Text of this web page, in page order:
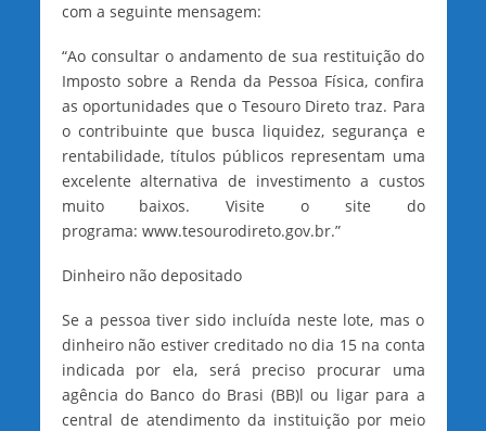
com a seguinte mensagem:
“Ao consultar o andamento de sua restituição do
Imposto sobre a Renda da Pessoa Física, confira
as oportunidades que o Tesouro Direto traz. Para
o contribuinte que busca liquidez, segurança e
rentabilidade, títulos públicos representam uma
excelente alternativa de investimento a custos
muito baixos. Visite o site do
programa: www.tesourodireto.gov.br.”
Dinheiro não depositado
Se a pessoa tiver sido incluída neste lote, mas o
dinheiro não estiver creditado no dia 15 na conta
indicada por ela, será preciso procurar uma
agência do Banco do Brasi (BB)l ou ligar para a
central de atendimento da instituição por meio